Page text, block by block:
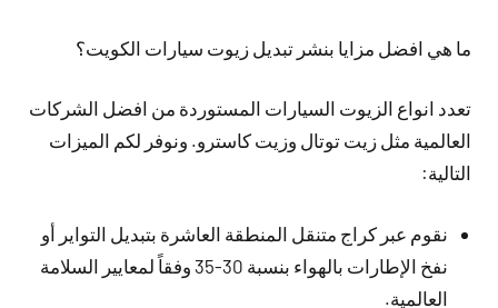
ما هي افضل مزايا بنشر تبديل زيوت سيارات الكويت؟
تعدد انواع الزيوت السيارات المستوردة من افضل الشركات
العالمية مثل زيت توتال وزيت كاسترو. ونوفر لكم الميزات
التالية:
نقوم عبر كراج متنقل المنطقة العاشرة بتبديل التواير أو
نفخ الإطارات بالهواء بنسبة 30-35 وفقاً لمعايير السلامة
العالمية.